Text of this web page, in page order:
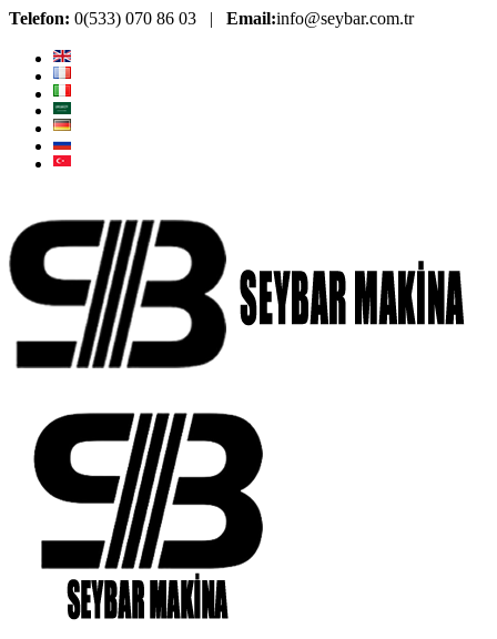
Telefon: 0(533) 070 86 03 | Email:info@seybar.com.tr